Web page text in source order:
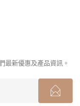
最新優惠及產品資訊。